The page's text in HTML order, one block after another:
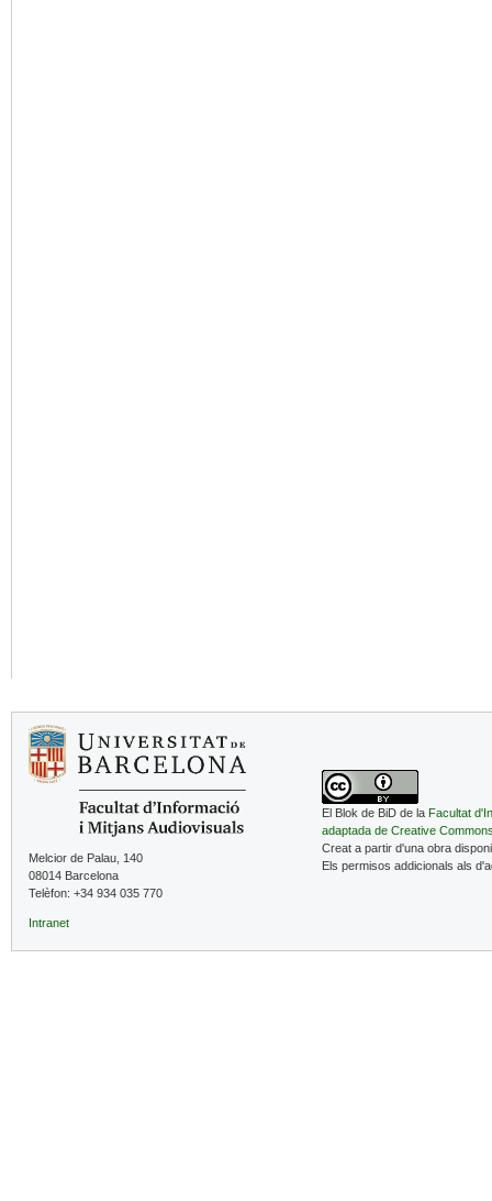
Melcior de Palau, 140
08014 Barcelona
Telèfon: +34 934 035 770
Intranet
El Blok de BiD de la Facultat
adaptada de Creative
Creat a partir d'una obra
Els permisos addicionals als